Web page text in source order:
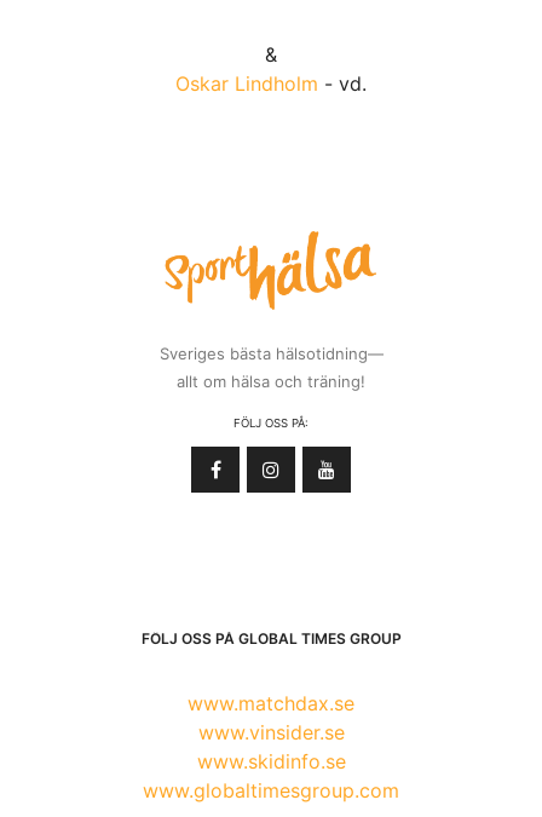
&
Oskar Lindholm - vd.
Sveriges bästa hälsotidning—
allt om hälsa och träning!
FÖLJ OSS PÅ:
FÖLJ OSS PÅ GLOBAL TIMES GROUP
www.matchdax.se
www.vinsider.se
www.skidinfo.se
www.globaltimesgroup.com